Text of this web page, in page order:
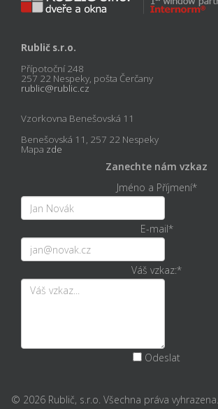
Rublič s.r.o.
Přípotoční 248
257 22 Nespeky, pošta Čerčany
rublic@rublic.cz
Vzorkovna Benešovská 11
Benešovská 11, 257 22 Nespeky
Mapa zde
Zanechte nám vzkaz
Jméno a Příjmení*
E-mail*
Váš vzkaz:*
Odeslat
© 2026 Rublič, s.r.o. Všechna práva